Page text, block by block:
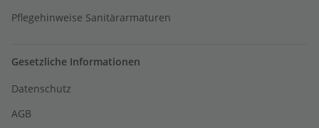
Pflegehinweise Sanitärarmaturen
Gesetzliche Informationen
Datenschutz
AGB